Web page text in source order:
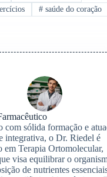
#saúde do coração
com sólida formação e
integrativa, o Dr. Riedel é
em Terapia Ortomolecular,
visa equilibrar o
de nutrientes